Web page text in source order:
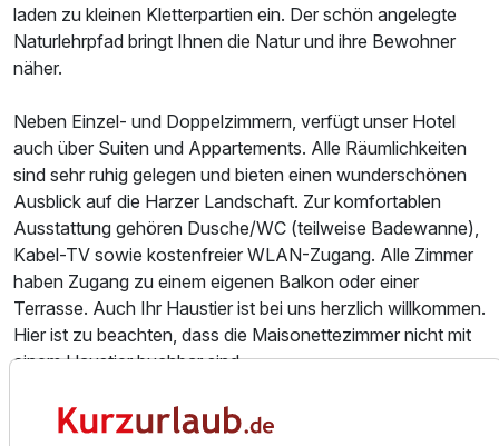
Für 3 Tage p.P. ab299,00 €
Maisonettezimmer
laden zu kleinen Kletterpartien ein. Der schön angelegte
Naturlehrpfad bringt Ihnen die Natur und ihre Bewohner
näher.
Neben Einzel- und Doppelzimmern, verfügt unser Hotel
auch über Suiten und Appartements. Alle Räumlichkeiten
sind sehr ruhig gelegen und bieten einen wunderschönen
Ausblick auf die Harzer Landschaft. Zur komfortablen
Ausstattung gehören Dusche/WC (teilweise Badewanne),
Kabel-TV sowie kostenfreier WLAN-Zugang. Alle Zimmer
haben Zugang zu einem eigenen Balkon oder einer
Terrasse. Auch Ihr Haustier ist bei uns herzlich willkommen.
Hier ist zu beachten, dass die Maisonettezimmer nicht mit
einem Haustier buchbar sind.
Haustierfreundlich: Dein vierbeiniger Freund ist bei uns
herzlich willkommen. Erlebe einen unvergesslichen Urlaub